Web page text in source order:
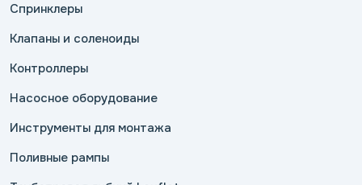
Спринклеры
Клапаны и соленоиды
Контроллеры
Насосное оборудование
Инструменты для монтажа
Поливные рампы